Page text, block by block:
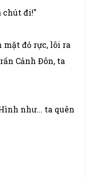
chút đi!"
mặt đỏ rực, lôi ra
Cảnh Đôn, ta
như... ta quên